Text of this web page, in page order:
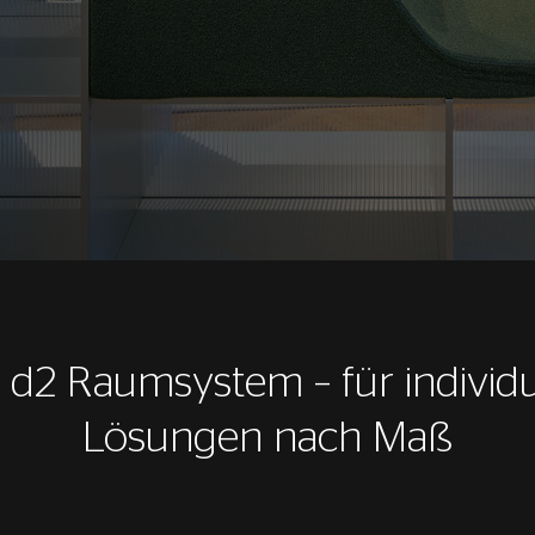
d2 Raumsystem – für
Lösungen nach Maß